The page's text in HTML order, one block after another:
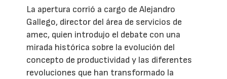
La apertura corrió a cargo de Alejandro
Gallego, director del área de servicios de
amec, quien introdujo el debate con una
mirada histórica sobre la evolución del
concepto de productividad y las diferentes
revoluciones que han transformado la